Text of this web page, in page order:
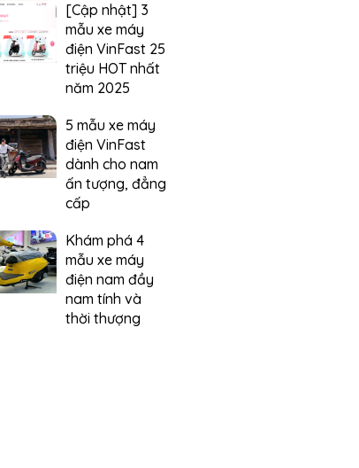
[Cập nhật] 3
mẫu xe máy
điện VinFast 25
triệu HOT nhất
năm 2025
5 mẫu xe máy
điện VinFast
dành cho nam
ấn tượng, đẳng
cấp
Khám phá 4
mẫu xe máy
điện nam đầy
nam tính và
thời thượng